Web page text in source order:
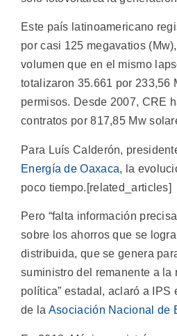
Este país latinoamericano
por casi 125 megavatios
volumen que en el mismo
totalizaron 35.661 por 233,56
permisos. Desde 2007, CRE
contratos por 817,85 Mw
Para Luís Calderón,
Energía de Oaxaca, la
poco tiempo.[related_articles]
Pero “falta información
sobre los ahorros que se
distribuida, que se genera
suministro del remanente a la
política” estadal, aclaró a IPS
de la Asociación Nacional de